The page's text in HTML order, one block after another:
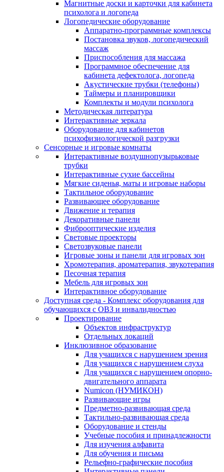
Магнитные доски и карточки для кабинета
психолога и логопеда
Логопедические оборудование
Аппаратно-программные комплексы
Постановка звуков, логопедический
массаж
Приспособления для массажа
Программное обеспечение для
кабинета дефектолога, логопеда
Акустические трубки (телефоны)
Таймеры и планировщики
Комплекты и модули психолога
Методическая литература
Интерактивные зеркала
Оборудование для кабинетов
психофизиологической разгрузки
Сенсорные и игровые комнаты
Интерактивные воздушнопузырьковые
трубки
Интерактивные сухие бассейны
Мягкие сиденья, маты и игровые наборы
Тактильное оборудование
Развивающее оборудование
Движение и терапия
Декоративные панели
Фиброоптические изделия
Световые проекторы
Светозвуковые панели
Игровые зоны и панели для игровых зон
Хромотерапия, ароматерапия, звукотерапия
Песочная терапия
Мебель для игровых зон
Интерактивное оборудование
Доступная среда - Комплекс оборудования для
обучающихся с ОВЗ и инвалидностью
Проектирование
Объектов инфраструктур
Отдельных локаций
Инклюзивное образование
Для учащихся с нарушением зрения
Для учащихся с нарушением слуха
Для учащихся с нарушением опорно-
двигательного аппарата
Numicon (НУМИКОН)
Развивающие игры
Предметно-развивающая среда
Тактильно-развивающая среда
Оборудование и стенды
Учебные пособия и принадлежности
Для изучения алфавита
Для обучения и письма
Рельефно-графические пособия